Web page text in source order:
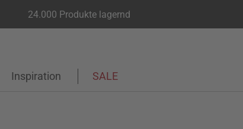
24.000 Produkte lagernd
Inspiration SALE